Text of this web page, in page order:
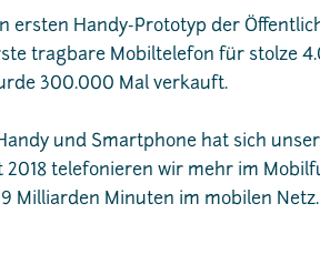
ersten Handy-Prototyp der
tragbare Mobiltelefon für stolze
300.000 Mal verkauft.
und Smartphone hat sich
telefonieren wir mehr im
Milliarden Minuten im mobilen Netz.